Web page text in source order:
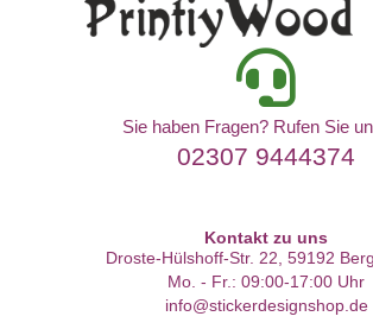
Sie haben Fragen? Rufen Sie
02307 9444374
Kontakt zu uns
Droste-Hülshoff-Str. 22, 59192
Mo. - Fr.: 09:00-17:00 Uhr
info@stickerdesignshop.de